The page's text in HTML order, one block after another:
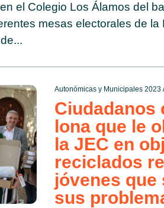
el Colegio Los Álamos del
mesas electorales de
Autonómicas y Municipales 2023
Ciudadanos
lona que le
la JEC en
reciclados
jóvenes que
sus